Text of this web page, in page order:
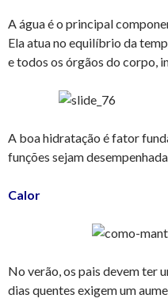
A água é o principal
Ela atua no equilíbrio da
e todos os órgãos do corpo,
A boa hidratação é fator
funções sejam
Calor
No verão, os pais devem ter
dias quentes exigem um